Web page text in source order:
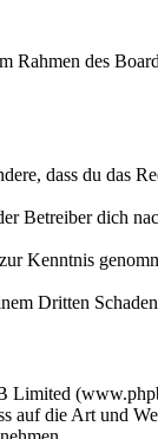
Rahmen des
dass du das
Betreiber dich
Kenntnis
Dritten
Limited
auf die Art und